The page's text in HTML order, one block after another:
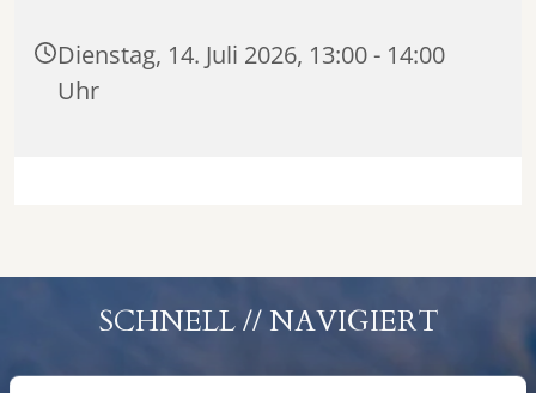
Dienstag, 14. Juli 2026, 13:00 - 14:00
Uhr
SCHNELL // NAVIGIERT